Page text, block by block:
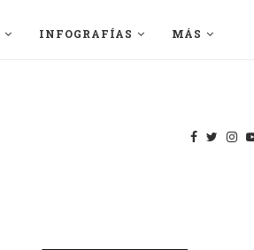
INFOGRAFÍAS MÁS